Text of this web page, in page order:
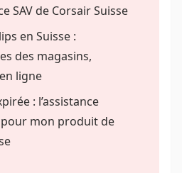
SAV de Corsair Suisse
en Suisse :
des magasins,
ligne
: l’assistance
mon produit de